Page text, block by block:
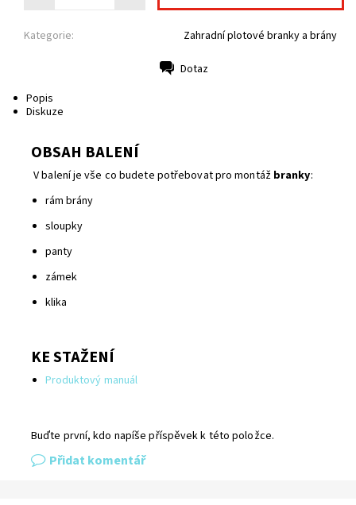
Kategorie: Zahradní plotové branky a brány
Dotaz
Popis
Diskuze
OBSAH BALENÍ
V balení je vše co budete potřebovat pro montáž branky:
rám brány
sloupky
panty
zámek
klika
KE STAŽENÍ
Produktový manuál
Buďte první, kdo napíše příspěvek k této položce.
Přidat komentář